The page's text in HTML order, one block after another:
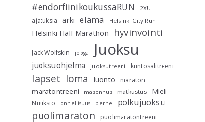
#endorfiinikoukussaRUN 2XU
ajatuksia arki elämä Helsinki City Run
Helsinki Half Marathon hyvinvointi
Jack Wolfskin jooga Juoksu
juoksuohjelma juoksutreeni kuntosalitreeni
lapset loma luonto maraton
maratontreeni masennus matkustus Mieli
Nuuksio onnellisuus perhe polkujuoksu
puolimaraton puolimaratontreeni